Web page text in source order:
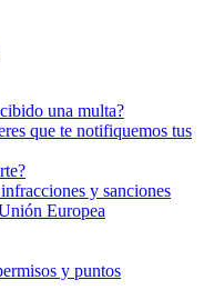
una multa?
que te notifiquemos tus
y sanciones
Europea
y puntos